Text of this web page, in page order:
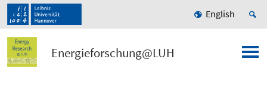
English
Energieforschung@LUH